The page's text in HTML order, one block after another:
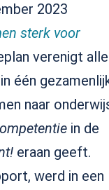
2023
sterk voor
verenigt alle
één
naar
in de
eraan geeft.
werd in een